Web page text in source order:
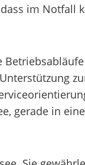
im Notfall
gerade in